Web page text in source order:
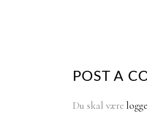
POST A
Du skal være